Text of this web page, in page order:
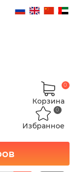
Корзина
0
Избранное
0